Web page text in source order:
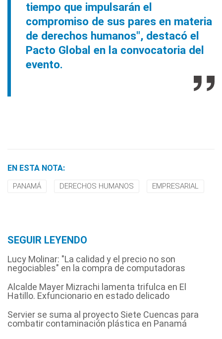
tiempo que impulsarán el
compromiso de sus pares en materia
de derechos humanos", destacó el
Pacto Global en la convocatoria del
evento.
EN ESTA NOTA:
PANAMÁ DERECHOS HUMANOS EMPRESARIAL
SEGUIR LEYENDO
Lucy Molinar: "La calidad y el precio no son
negociables" en la compra de computadoras
Alcalde Mayer Mizrachi lamenta trifulca en El
Hatillo. Exfuncionario en estado delicado
Servier se suma al proyecto Siete Cuencas para
combatir contaminación plástica en Panamá